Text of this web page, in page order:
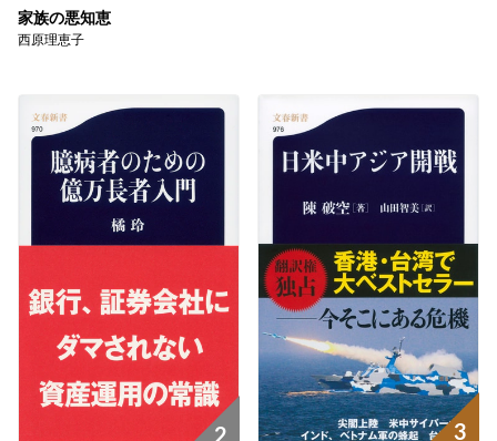
家族の悪知恵
西原理恵子
3